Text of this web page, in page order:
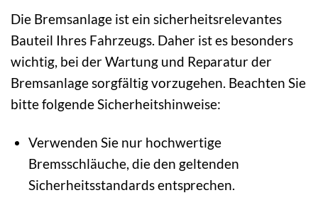
Die Bremsanlage ist ein sicherheitsrelevantes
Bauteil Ihres Fahrzeugs. Daher ist es besonders
wichtig, bei der Wartung und Reparatur der
Bremsanlage sorgfältig vorzugehen. Beachten Sie
bitte folgende Sicherheitshinweise:
Verwenden Sie nur hochwertige
Bremsschläuche, die den geltenden
Sicherheitsstandards entsprechen.